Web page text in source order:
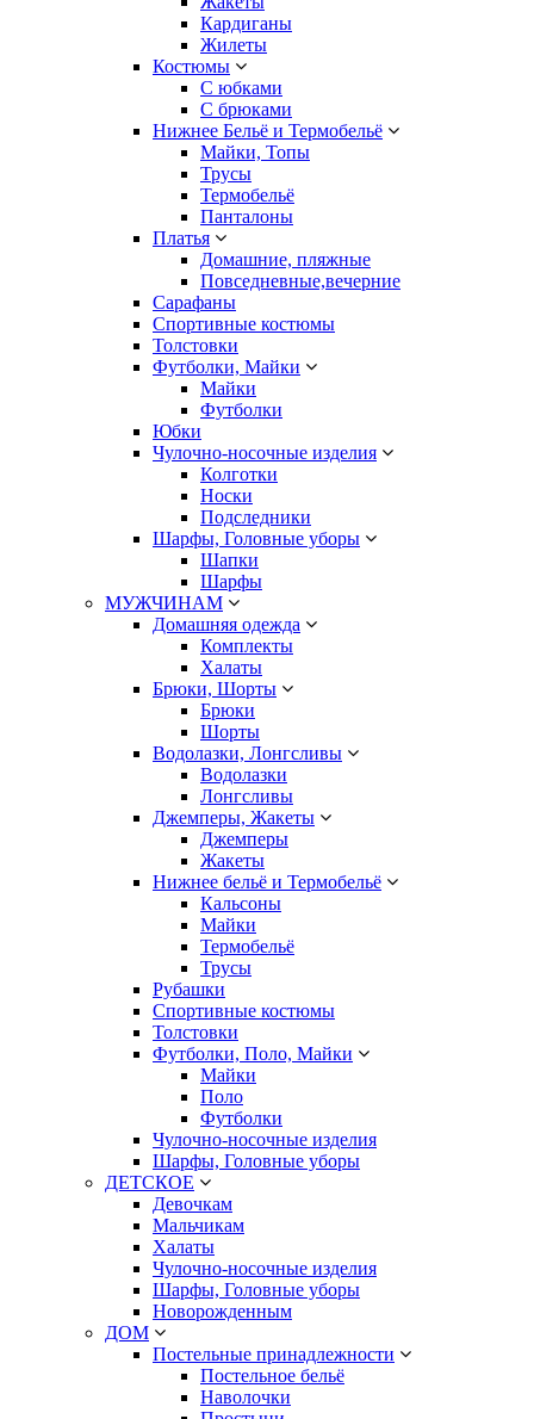
Кардиганы
Жилеты
Костюмы
С юбками
С брюками
Нижнее Бельё и Термобельё
Майки, Топы
Трусы
Термобельё
Панталоны
Платья
Домашние, пляжные
Повседневные,вечерние
Сарафаны
Спортивные костюмы
Толстовки
Футболки, Майки
Майки
Футболки
Юбки
Чулочно-носочные изделия
Колготки
Носки
Подследники
Шарфы, Головные уборы
Шапки
Шарфы
МУЖЧИНАМ
Домашняя одежда
Комплекты
Халаты
Брюки, Шорты
Брюки
Шорты
Водолазки, Лонгсливы
Водолазки
Лонгсливы
Джемперы, Жакеты
Джемперы
Жакеты
Нижнее бельё и Термобельё
Кальсоны
Майки
Термобельё
Трусы
Рубашки
Спортивные костюмы
Толстовки
Футболки, Поло, Майки
Майки
Поло
Футболки
Чулочно-носочные изделия
Шарфы, Головные уборы
ДЕТСКОЕ
Девочкам
Мальчикам
Халаты
Чулочно-носочные изделия
Шарфы, Головные уборы
Новорожденным
ДОМ
Постельные принадлежности
Постельное бельё
Наволочки